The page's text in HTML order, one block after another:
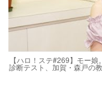
【ハロ！ステ#269】モー
診断テスト、加賀・森戸の